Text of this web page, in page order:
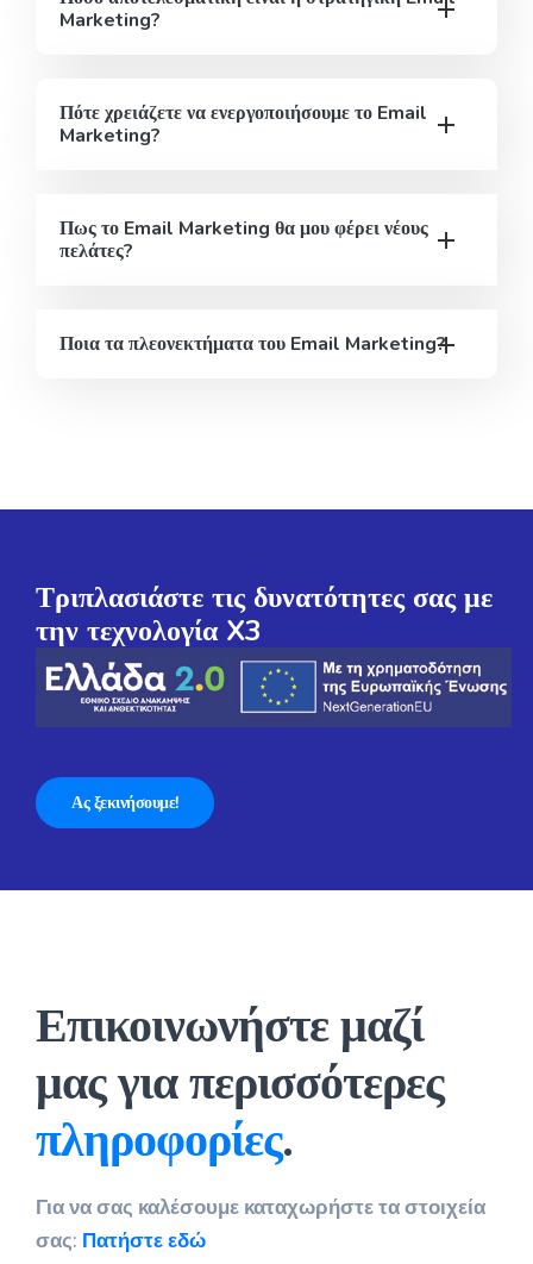
Marketing?
Πότε χρειάζετε να ενεργοποιήσουμε το Email
Marketing?
Πως το Email Marketing θα μου φέρει νέους
πελάτες?
Ποια τα πλεονεκτήματα του Email Marketing?
Τριπλασιάστε τις δυνατότητες σας με
την τεχνολογία X3
Ας ξεκινήσουμε!
Επικοινωνήστε μαζί
μας για περισσότερες
πληροφορίες.
Για να σας καλέσουμε καταχωρήστε τα στοιχεία
σας: Πατήστε εδώ